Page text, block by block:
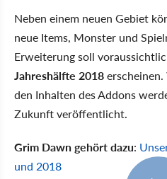
Neben einem neuen Gebiet
neue Items, Monster und
Erweiterung soll
Jahreshälfte 2018
den Inhalten des Addons
Zukunft veröffentlicht.
Grim Dawn gehört dazu:
und 2018